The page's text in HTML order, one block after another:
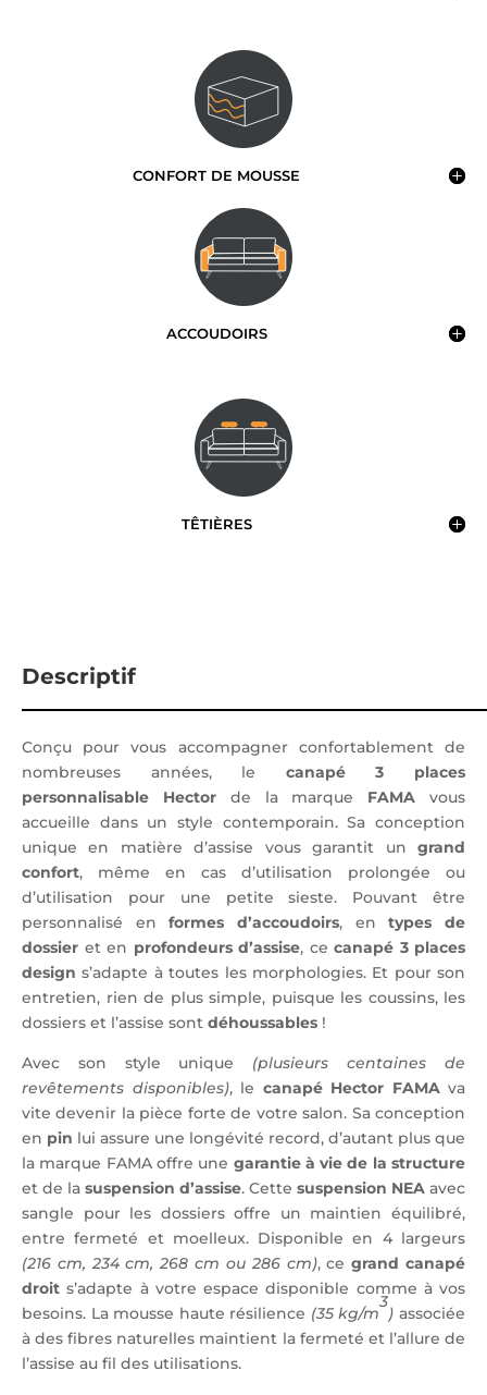
CONFORT DE MOUSSE
ACCOUDOIRS
TÊTIÈRES
Descriptif
Conçu pour vous accompagner confortablement de
nombreuses années, le canapé 3 places
personnalisable Hectorde la marque FAMA vous
accueille dans un style contemporain. Sa conception
unique en matière d’assise vous garantit un grand
confort, même en cas d’utilisation prolongée ou
d’utilisation pour une petite sieste. Pouvant être
personnalisé enformes d’accoudoirs, entypes de
dossier et en profondeurs d’assise, ce canapé 3 places
design s’adapte à toutes les morphologies. Et pour son
entretien, rien de plus simple, puisque les coussins, les
dossiers et l’assise sont déhoussables !
Avec son style unique (plusieurs centaines de
revêtements disponibles), le canapé Hector FAMAva
vite devenir la pièce forte de votre salon. Sa conception
en pin lui assure une longévité record, d’autant plus que
la marque FAMA offre une garantie à vie de la structure
et de la suspension d’assise. Cette suspension NEA avec
sangle pour les dossiers offre un maintien équilibré,
entre fermeté et moelleux. Disponible en 4 largeurs
(216 cm, 234 cm, 268 cm ou 286 cm), cegrand canapé
droit s’adapte à votre espace disponible comme à vos
besoins. La mousse haute résilience (35 kg/m
3
) associée
à des fibres naturelles maintient la fermeté et l’allure de
l’assise au fil des utilisations.